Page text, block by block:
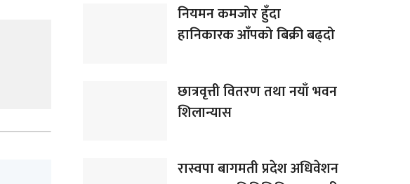
नियमन कमजोर हुँदा
हानिकारक आँपको बिक्री बढ्दो
छात्रवृत्ती वितरण तथा नयाँ भवन
शिलान्यास
रास्वपा बागमती प्रदेश अधिवेशन